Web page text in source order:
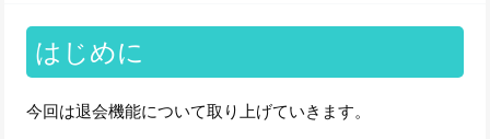
はじめに
今回は退会機能について取り上げていきます。